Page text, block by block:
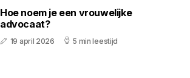
Hoe noem je een vrouwelijke
advocaat?
19 april 2026 5 min leestijd